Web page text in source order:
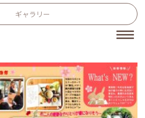
ギャラリー